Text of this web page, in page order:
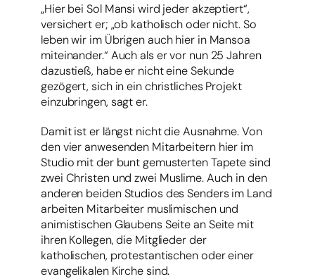
„Hier bei Sol Mansi wird jeder akzeptiert“,
versichert er; „ob katholisch oder nicht. So
leben wir im Übrigen auch hier in Mansoa
miteinander.“ Auch als er vor nun 25 Jahren
dazustieß, habe er nicht eine Sekunde
gezögert, sich in ein christliches Projekt
einzubringen, sagt er.
Damit ist er längst nicht die Ausnahme. Von
den vier anwesenden Mitarbeitern hier im
Studio mit der bunt gemusterten Tapete sind
zwei Christen und zwei Muslime. Auch in den
anderen beiden Studios des Senders im Land
arbeiten Mitarbeiter muslimischen und
animistischen Glaubens Seite an Seite mit
ihren Kollegen, die Mitglieder der
katholischen, protestantischen oder einer
evangelikalen Kirche sind.